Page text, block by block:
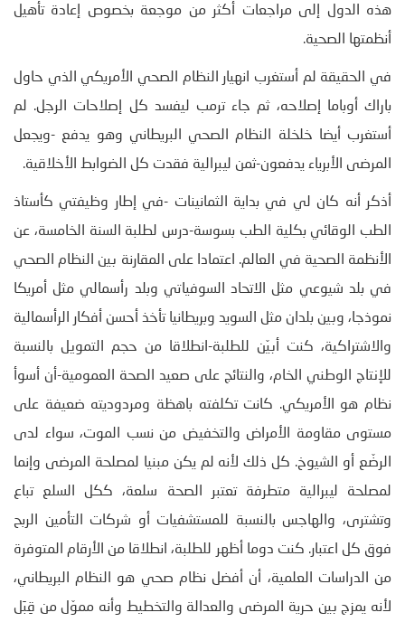
هذه الدول إلى مراجعات أكثر من موجعة بخصوص إعادة تأهيل
أنظمتها الصحية.
في الحقيقة لم أستغرب انهيار النظام الصحي الأمريكي الذي حاول
باراك أوباما إصلاحه، ثم جاء ترمب ليفسد كل إصلاحات الرجل. لم
أستغرب أيضا خلخلة النظام الصحي البريطاني وهو يدفع -ويجعل
المرضى الأبرياء يدفعون-ثمن ليبرالية فقدت كل الضوابط الأخلاقية.
أذكر أنه كان لي في بداية الثمانينات -في إطار وظيفتي كأستاذ
الطب الوقائي بكلية الطب بسوسة-درس لطلبة السنة الخامسة، عن
الأنظمة الصحية في العالم. اعتمادا على المقارنة بين النظام الصحي
في بلد شيوعي مثل الاتحاد السوفياتي وبلد رأسمالي مثل أمريكا
نموذجا، وبين بلدان مثل السويد وبريطانيا تأخذ أحسن أفكار الرأسمالية
والاشتراكية، كنت أبيّن للطلبة-انطلاقا من حجم التمويل بالنسبة
للإنتاج الوطني الخام، والنتائج على صعيد الصحة العمومية-أن أسوأ
نظام هو الأمريكي. كانت تكلفته باهظة ومردوديته ضعيفة على
مستوى مقاومة الأمراض والتخفيض من نسب الموت، سواء لدى
الرضّع أو الشيوخ. كل ذلك لأنه لم يكن مبنيا لمصلحة المرضى وإنما
لمصلحة ليبرالية متطرفة تعتبر الصحة سلعة، ككل السلع تباع
وتشترى، والهاجس بالنسبة للمستشفيات أو شركات التأمين الربح
فوق كل اعتبار. كنت دوما أظهر للطلبة، انطلاقا من الأرقام المتوفرة
من الدراسات العلمية، أن أفضل نظام صحي هو النظام البريطاني،
لأنه يمزج بين حرية المرضى والعدالة والتخطيط وأنه مموّل من قِبَل